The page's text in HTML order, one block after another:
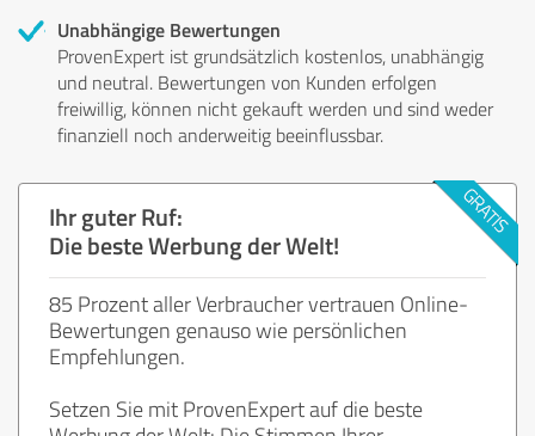
Unabhängige Bewertungen
ProvenExpert ist grundsätzlich kostenlos, unabhängig
und neutral. Bewertungen von Kunden erfolgen
freiwillig, können nicht gekauft werden und sind weder
finanziell noch anderweitig beeinflussbar.
Ihr guter Ruf:
Die beste Werbung der Welt!
85 Prozent aller Verbraucher vertrauen Online-
Bewertungen genauso wie persönlichen
Empfehlungen.
Setzen Sie mit ProvenExpert auf die beste